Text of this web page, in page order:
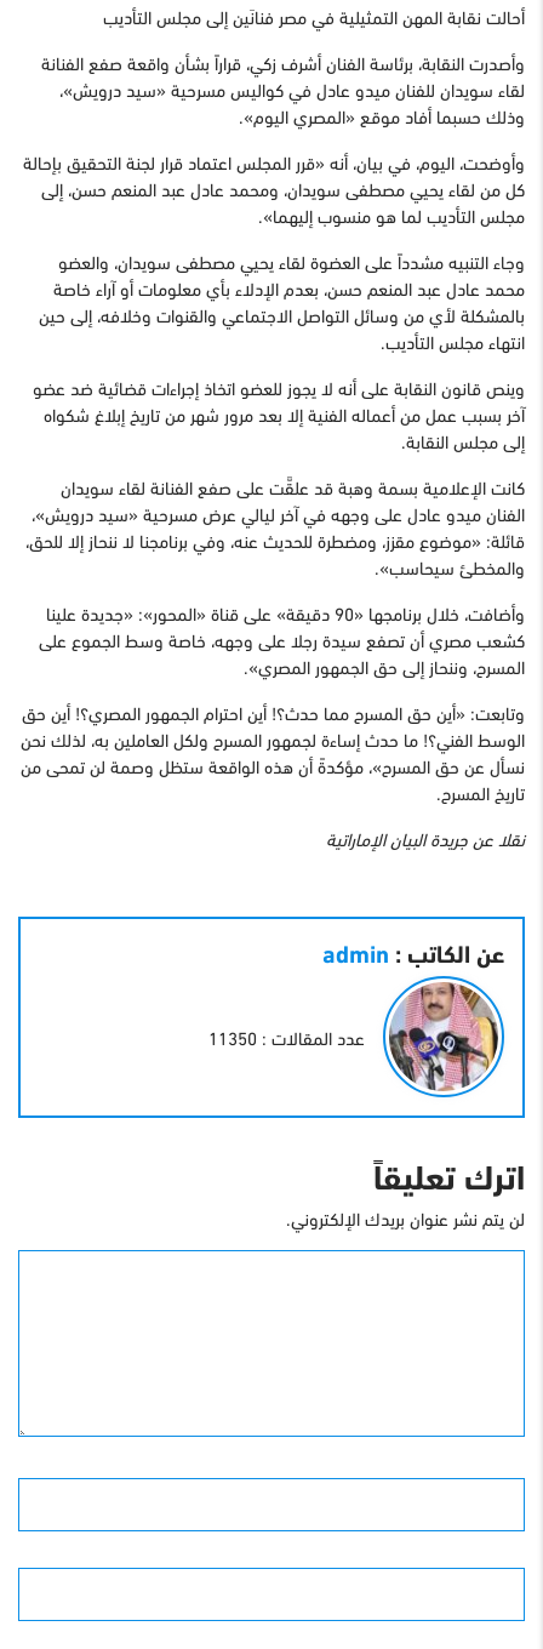
أحالت نقابة المهن التمثيلية في مصر فنانَين إلى مجلس التأديب
وأصدرت النقابة، برئاسة الفنان أشرف زكي، قراراً بشأن واقعة صفع الفنانة
لقاء سويدان للفنان ميدو عادل في كواليس مسرحية «سيد درويش»،
وذلك حسبما أفاد موقع «المصري اليوم».
وأوضحت، اليوم، في بيان، أنه «قرر المجلس اعتماد قرار لجنة التحقيق بإحالة
كل من لقاء يحيي مصطفى سويدان، ومحمد عادل عبد المنعم حسن، إلى
مجلس التأديب لما هو منسوب إليهما».
وجاء التنبيه مشدداً على العضوة لقاء يحيي مصطفى سويدان، والعضو
محمد عادل عبد المنعم حسن، بعدم الإدلاء بأي معلومات أو آراء خاصة
بالمشكلة لأي من وسائل التواصل الاجتماعي والقنوات وخلافه، إلى حين
انتهاء مجلس التأديب.
وينص قانون النقابة على أنه لا يجوز للعضو اتخاذ إجراءات قضائية ضد عضو
آخر بسبب عمل من أعماله الفنية إلا بعد مرور شهر من تاريخ إبلاغ شكواه
إلى مجلس النقابة.
كانت الإعلامية بسمة وهبة قد علقَّت على صفع الفنانة لقاء سويدان
الفنان ميدو عادل على وجهه في آخر ليالي عرض مسرحية «سيد درويش»،
قائلة: «موضوع مقزز، ومضطرة للحديث عنه، وفي برنامجنا لا ننحاز إلا للحق،
والمخطئ سيحاسب».
وأضافت، خلال برنامجها «90 دقيقة» على قناة «المحور»: «جديدة علينا
كشعب مصري أن تصفع سيدة رجلا على وجهه، خاصة وسط الجموع على
المسرح، وننحاز إلى حق الجمهور المصري».
وتابعت: «أين حق المسرح مما حدث؟! أين احترام الجمهور المصري؟! أين حق
الوسط الفني؟! ما حدث إساءة لجمهور المسرح ولكل العاملين به، لذلك نحن
نسأل عن حق المسرح»، مؤكدةً أن هذه الواقعة ستظل وصمة لن تمحى من
تاريخ المسرح.
نقلا عن جريدة البيان الإماراتية
عن الكاتب : admin
عدد المقالات : 11350
اترك تعليقاً
لن يتم نشر عنوان بريدك الإلكتروني.